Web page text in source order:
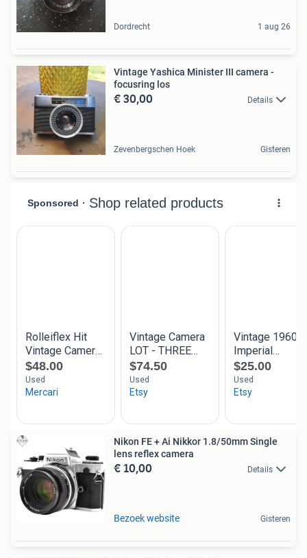
Dordrecht 1 aug 26
Vintage Yashica Minister III camera -
focusring los
€ 30,00 Details
Zevenbergschen Hoek Gisteren
Nikon FE + Ai Nikkor 1.8/50mm Single
lens reflex camera
€ 10,00 Details
Bezoek website Gisteren